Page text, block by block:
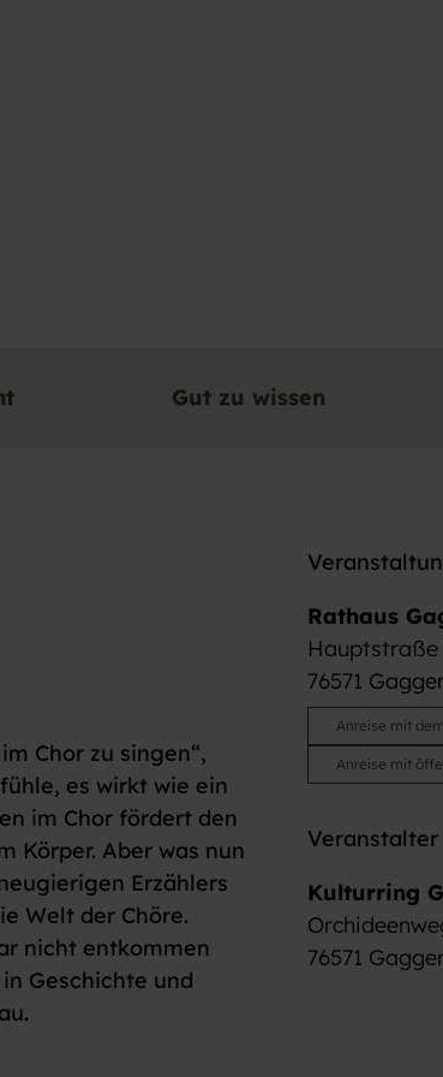
Gut zu wissen
Chor zu singen“,
es wirkt wie ein
im Chor fördert den
Körper. Aber was nun
Erzählers
Welt der Chöre.
nicht entkommen
Geschichte und
Rathaus
Hauptstraße
76571
Anreise mit
Anreise mit
Veranstalter
Kulturring
76571